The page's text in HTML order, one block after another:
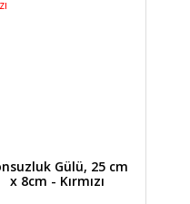
Gülü, 25 cm
x 8cm - Kırmızı